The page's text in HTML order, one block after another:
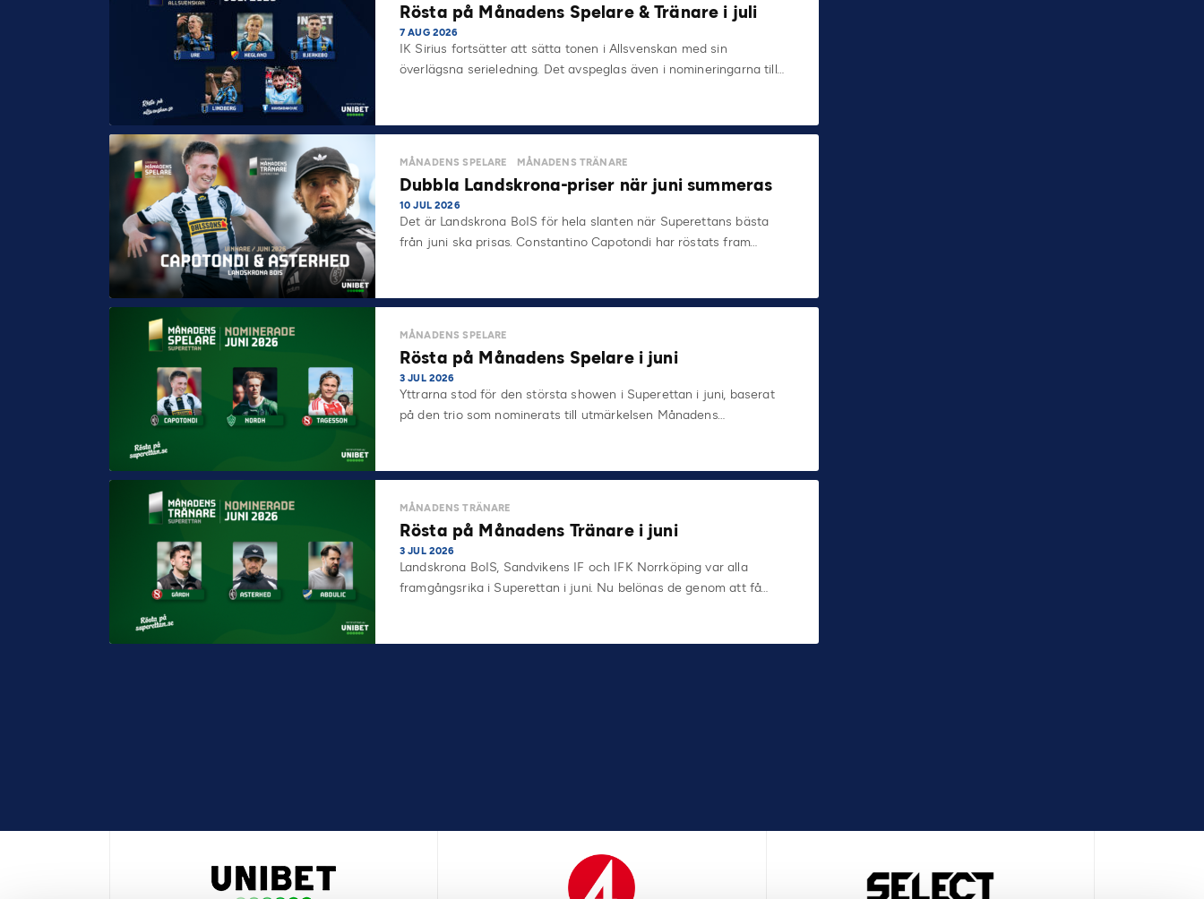
Rösta på Månadens Spelare & Tränare i juli
7 AUG 2026
IK Sirius fortsätter att sätta tonen i Allsvenskan med sin
överlägsna serieledning. Det avspeglas även i nomineringarna till…
MÅNADENS SPELARE MÅNADENS TRÄNARE
Dubbla Landskrona-priser när juni summeras
10 JUL 2026
Det är Landskrona BoIS för hela slanten när Superettans bästa
från juni ska prisas. Constantino Capotondi har röstats fram…
MÅNADENS SPELARE
Rösta på Månadens Spelare i juni
3 JUL 2026
Yttrarna stod för den största showen i Superettan i juni, baserat
på den trio som nominerats till utmärkelsen Månadens…
MÅNADENS TRÄNARE
Rösta på Månadens Tränare i juni
3 JUL 2026
Landskrona BoIS, Sandvikens IF och IFK Norrköping var alla
framgångsrika i Superettan i juni. Nu belönas de genom att få…